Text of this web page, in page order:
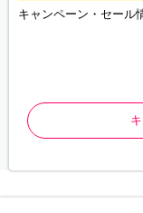
キャンペーン・セール